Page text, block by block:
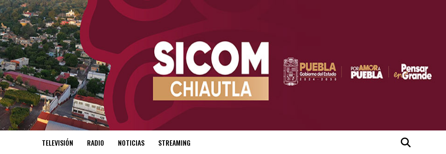
TELEVISIÓN RADIO NOTICIAS STREAMING